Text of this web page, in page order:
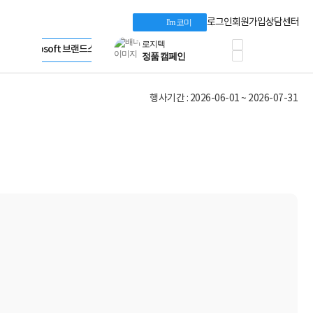
I'm 코미 로그인회원가입상담센터
LG gram & 브랜드스토어
Microsoft 브랜드스토어
AMD 브랜드스토어
Dell 구매 찬스
프로 에센셜
타협 없는 게이밍
HP OMEN
로지텍
삼성 키보드&마우스
행사기간 : 2026-06-01 ~ 2026-07-31